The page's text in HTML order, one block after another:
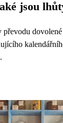
jsou